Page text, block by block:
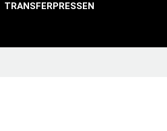
TRANSFERPRESSEN